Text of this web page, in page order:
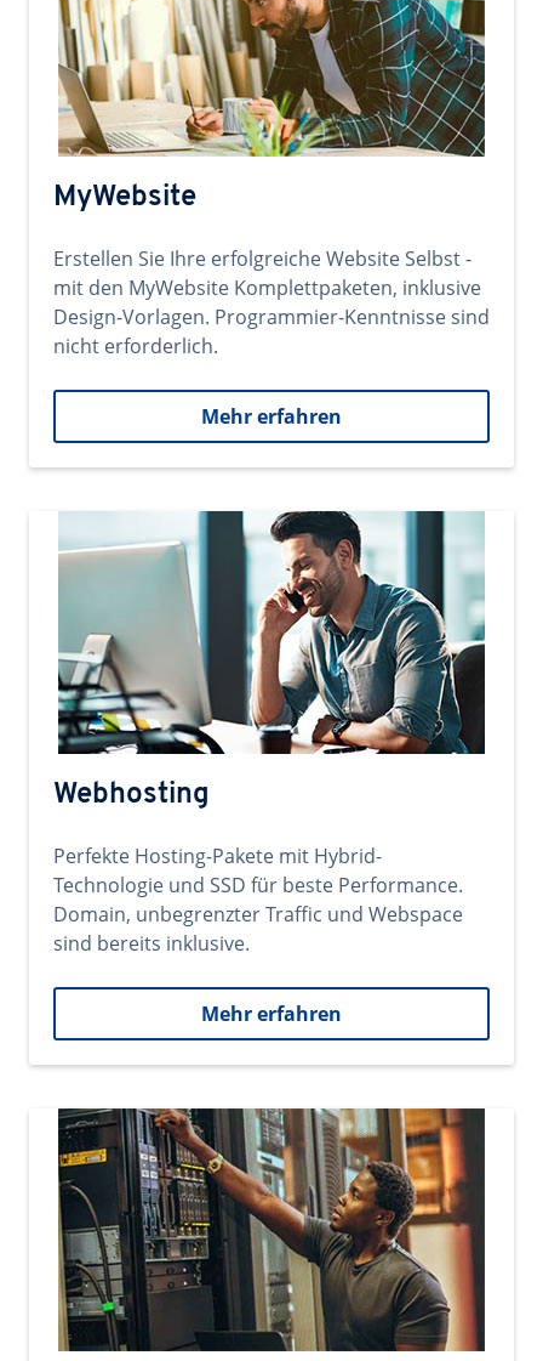
MyWebsite
Erstellen Sie Ihre erfolgreiche Website Selbst -
mit den MyWebsite Komplettpaketen, inklusive
Design-Vorlagen. Programmier-Kenntnisse sind
nicht erforderlich.
Mehr erfahren
Webhosting
Perfekte Hosting-Pakete mit Hybrid-
Technologie und SSD für beste Performance.
Domain, unbegrenzter Traffic und Webspace
sind bereits inklusive.
Mehr erfahren